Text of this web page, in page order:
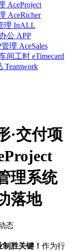
AceProject
AceRicher
理 InALL
公 APP
理 AceSales
间工时 eTimecard
Teamwork
·交付项
理系统
落地
态
胜关键！ 作为行